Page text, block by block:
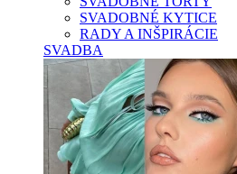
SVADOBNÉ KYTICE
RADY A INŠPIRÁCIE
SVADBA